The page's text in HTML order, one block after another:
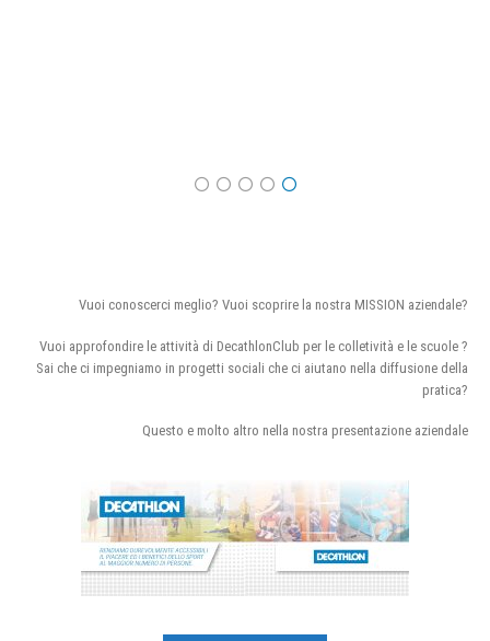
Vuoi conoscerci meglio? Vuoi scoprire la nostra MISSION aziendale?
Vuoi approfondire le attività di DecathlonClub per le colletività e le scuole ?
Sai che ci impegniamo in progetti sociali che ci aiutano nella diffusione della
pratica?
Questo e molto altro nella nostra presentazione aziendale